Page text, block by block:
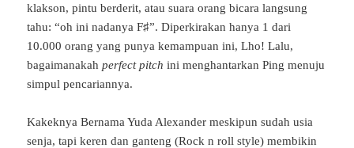
klakson, pintu berderit, atau suara orang bicara langsung
tahu: “oh ini nadanya F♯”. Diperkirakan hanya 1 dari
10.000 orang yang punya kemampuan ini, Lho! Lalu,
bagaimanakahperfect pitch ini menghantarkan Ping menuju
simpul pencariannya.
Kakeknya Bernama Yuda Alexander meskipun sudah usia
senja, tapi keren dan ganteng (Rock n roll style) membikin